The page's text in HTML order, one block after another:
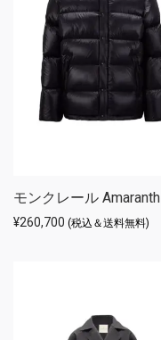
モンクレール Amaranth
¥260,700 (税込＆送料無料)